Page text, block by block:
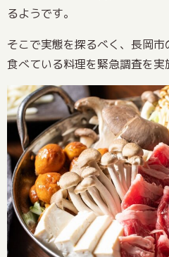
るようです。
そこで実態を探るべく、長岡
食べている料理を緊急調査を実